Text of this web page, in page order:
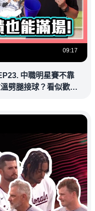
09:17
中職明星賽不靠
劈腿接球？看似歡樂